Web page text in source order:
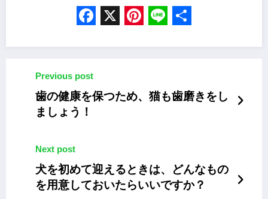
Previous post
歯の健康を保つため、猫も歯磨きをし
ましょう！
Next post
犬を初めて迎えるときは、どんなもの
を用意しておいたらいいですか？